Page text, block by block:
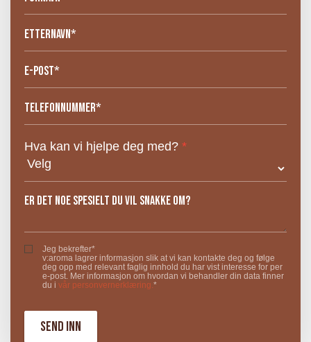
Hva kan vi hjelpe deg med? *
Jeg bekrefter*
v:aroma lagrer informasjon slik at vi kan kontakte deg og følge
deg opp med relevant faglig innhold du har vist interesse for per
e-post. Mer informasjon om hvordan vi behandler din data finner
du i vår personvernerklæring. *